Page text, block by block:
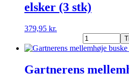
elsker
(3
antal
elsker (3 stk)
379,95 kr.
Gartnerens
lave
buske
Gartnerens